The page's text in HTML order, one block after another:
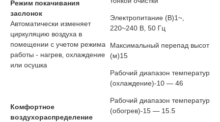
Режим покачивания
заслонок
Автоматически изменяет
циркуляцию воздуха в
помещении с учетом режима
работы - нагрев, охлаждение
или осушка
Комфортное
воздухораспределение
Электропитание (В)1~,
220~240 В, 50 Гц
Максимальный перепад высот
(м)15
Рабочий диапазон температур
(охлаждение)-10 — 46
Рабочий диапазон температур
(обогрев)-15 — 15.5